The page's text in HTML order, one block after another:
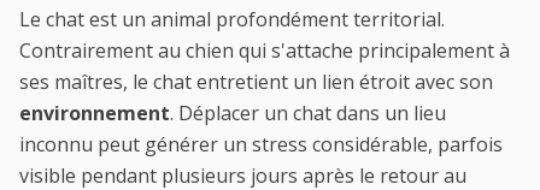
Le chat est un animal profondément territorial.
Contrairement au chien qui s'attache principalement à
ses maîtres, le chat entretient un lien étroit avec son
environnement. Déplacer un chat dans un lieu
inconnu peut générer un stress considérable, parfois
visible pendant plusieurs jours après le retour au